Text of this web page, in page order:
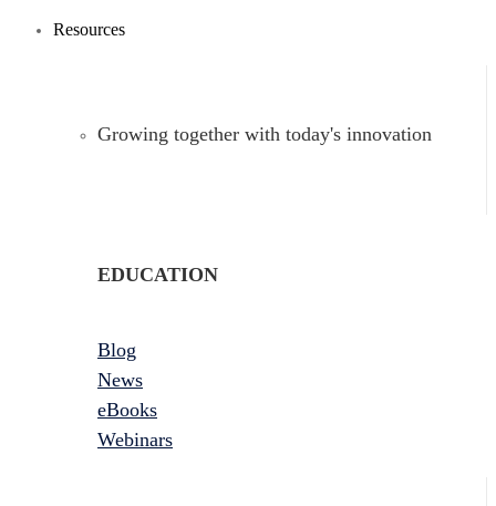
Resources
Growing together with today's innovation
EDUCATION
Blog
News
eBooks
Webinars